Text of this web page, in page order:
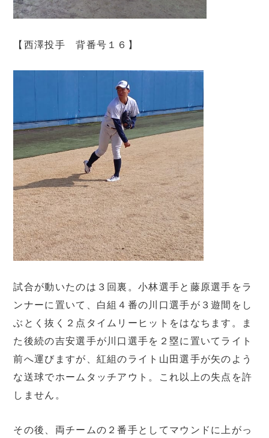
【西澤投手 背番号１６】
試合が動いたのは３回裏。小林選手と藤原選手をラ
ンナーに置いて、白組４番の川口選手が３遊間をし
ぶとく抜く２点タイムリーヒットをはなちます。ま
た後続の吉安選手が川口選手を２塁に置いてライト
前へ運びますが、紅組のライト山田選手が矢のよう
な送球でホームタッチアウト。これ以上の失点を許
しません。
その後、両チームの２番手としてマウンドに上がっ